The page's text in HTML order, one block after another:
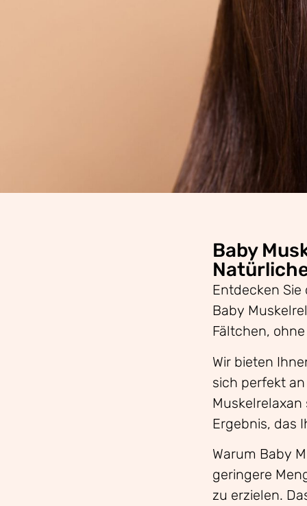
Baby
Entdecken
Baby
Fältchen,
Wir bieten
sich perfekt
Ergebnis, das
Warum Baby
geringere
zu erzielen.